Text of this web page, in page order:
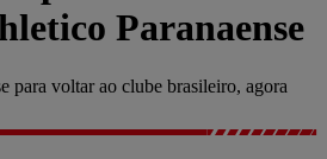
Paranaense
para voltar ao clube brasileiro, agora